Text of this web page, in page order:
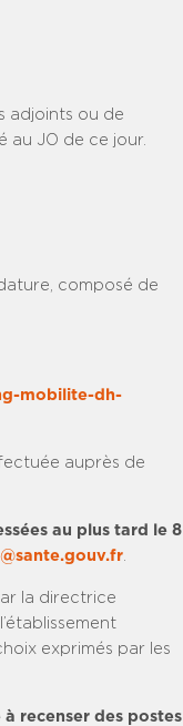
adjoints ou de
au JO de ce jour.
composé de
mobilite-dh-
auprès de
au plus tard le 8
la directrice
exprimés par les
recenser des postes